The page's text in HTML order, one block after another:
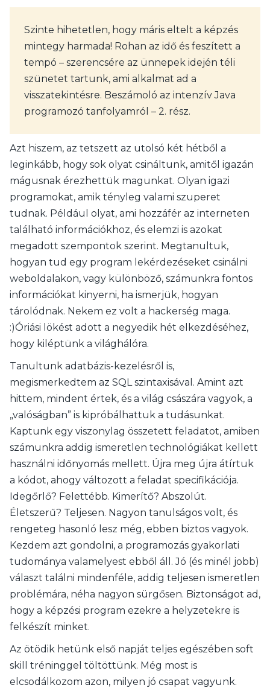
Szinte hihetetlen, hogy máris eltelt a képzés
mintegy harmada! Rohan az idő és feszített a
tempó – szerencsére az ünnepek idején téli
szünetet tartunk, ami alkalmat ad a
visszatekintésre. Beszámoló az intenzív Java
programozó tanfolyamról – 2. rész.
Azt hiszem, az tetszett az utolsó két hétből a
leginkább, hogy sok olyat csináltunk, amitől igazán
mágusnak érezhettük magunkat. Olyan igazi
programokat, amik tényleg valami szuperet
tudnak. Például olyat, ami hozzáfér az interneten
található információkhoz, és elemzi is azokat
megadott szempontok szerint. Megtanultuk,
hogyan tud egy program lekérdezéseket csinálni
weboldalakon, vagy különböző, számunkra fontos
információkat kinyerni, ha ismerjük, hogyan
tárolódnak. Nekem ez volt a hackerség maga.
:)Óriási lökést adott a negyedik hét elkezdéséhez,
hogy kiléptünk a világhálóra.
Tanultunk adatbázis-kezelésről is,
megismerkedtem az SQL szintaxisával. Amint azt
hittem, mindent értek, és a világ császára vagyok, a
„valóságban” is kipróbálhattuk a tudásunkat.
Kaptunk egy viszonylag összetett feladatot, amiben
számunkra addig ismeretlen technológiákat kellett
használni időnyomás mellett. Újra meg újra átírtuk
a kódot, ahogy változott a feladat specifikációja.
Idegőrlő? Felettébb. Kimerítő? Abszolút.
Életszerű? Teljesen. Nagyon tanulságos volt, és
rengeteg hasonló lesz még, ebben biztos vagyok.
Kezdem azt gondolni, a programozás gyakorlati
tudománya valamelyest ebből áll. Jó (és minél jobb)
választ találni mindenféle, addig teljesen ismeretlen
problémára, néha nagyon sürgősen. Biztonságot ad,
hogy a képzési program ezekre a helyzetekre is
felkészít minket.
Az ötödik hetünk első napját teljes egészében soft
skill tréninggel töltöttünk. Még most is
elcsodálkozom azon, milyen jó csapat vagyunk.